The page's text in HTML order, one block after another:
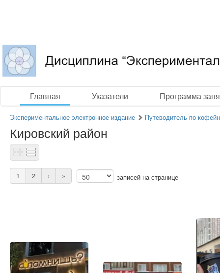
Главная Указатели Программа
Экспериментальное электронное издание Путеводитель по
Кировский район
1 2 › » записей на странице